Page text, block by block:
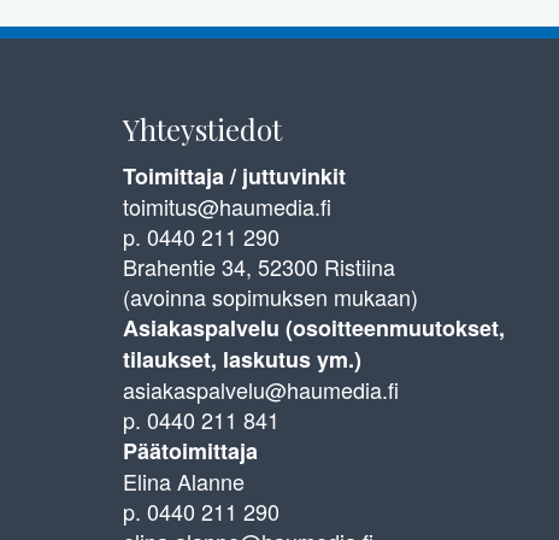
Yhteystiedot
Toimittaja / juttuvinkit
toimitus@haumedia.fi
p. 0440 211 290
Brahentie 34, 52300 Ristiina
(avoinna sopimuksen mukaan)
Asiakaspalvelu (osoitteenmuutokset,
tilaukset, laskutus ym.)
asiakaspalvelu@haumedia.fi
p. 0440 211 841
Päätoimittaja
Elina Alanne
p. 0440 211 290